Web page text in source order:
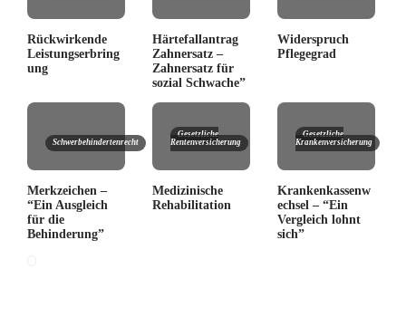
Rückwirkende
Leistungserbring
ung
Härtefallantrag
Zahnersatz –
Zahnersatz für
sozial Schwache”
Widerspruch
Pflegegrad
Schwerbehindertenrecht
Merkzeichen –
“Ein Ausgleich
für die
Behinderung”
Gesetzliche
Rentenversicherung
Medizinische
Rehabilitation
Gesetzliche
Krankenversicherung
Krankenkassenw
echsel – “Ein
Vergleich lohnt
sich”